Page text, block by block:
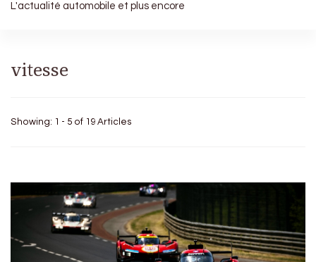
L'actualité automobile et plus encore
vitesse
Showing: 1 - 5 of 19 Articles